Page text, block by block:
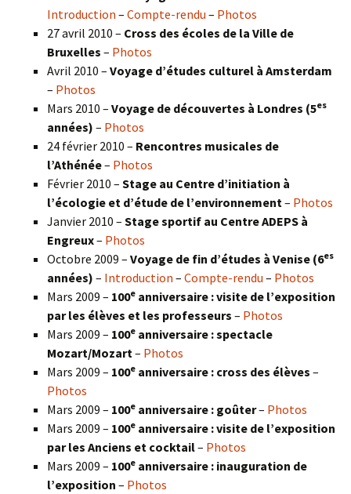
Introduction – Compte-rendu – Photos
27 avril 2010 – Cross des écoles de la Ville de
Bruxelles – Photos
Avril 2010 – Voyage d’études culturel à Amsterdam
– Photos
Mars 2010 – Voyage de découvertes à Londres (5es
années) – Photos
24 février 2010 – Rencontres musicales de
l’Athénée– Photos
Février 2010 – Stage au Centre d’initiation à
l’écologie et d’étude de l’environnement– Photos
Janvier 2010 – Stage sportif au Centre ADEPS à
Engreux– Photos
Octobre 2009 – Voyage de fin d’études à Venise (6es
années) – Introduction – Compte-rendu – Photos
Mars 2009 – 100e anniversaire : visite de l’exposition
par les élèves et les professeurs – Photos
Mars 2009 – 100e anniversaire : spectacle
Mozart/Mozart– Photos
Mars 2009 – 100e anniversaire : cross des élèves –
Photos
Mars 2009 – 100e anniversaire : goûter– Photos
Mars 2009 – 100e anniversaire : visite de l’exposition
par les Anciens et cocktail– Photos
Mars 2009 – 100e anniversaire : inauguration de
l’exposition – Photos